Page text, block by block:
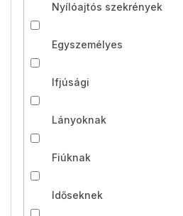
Nyílóajtós szekrények
Egyszemélyes
Ifjúsági
Lányoknak
Fiúknak
Időseknek